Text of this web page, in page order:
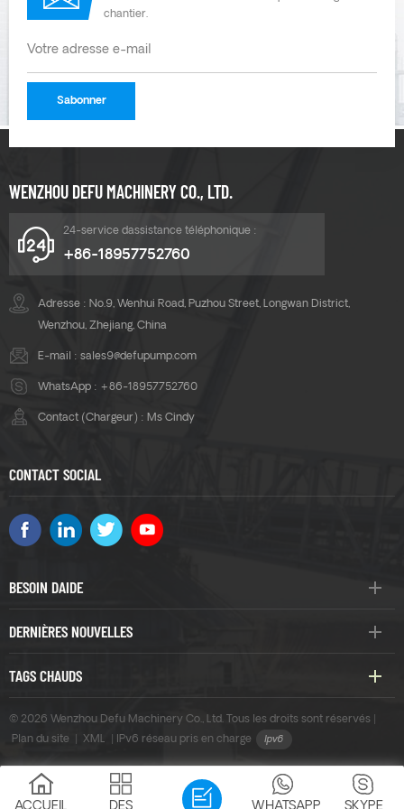
chantier.
WENZHOU DEFU MACHINERY CO., LTD.
24-service dassistance téléphonique :
+86-18957752760
Adresse : No.9, Wenhui Road, Puzhou Street, Longwan District,
Wenzhou, Zhejiang, China
E-mail : sales9@defupump.com
WhatsApp : +86-18957752760
Contact (Chargeur) : Ms Cindy
CONTACT SOCIAL
BESOIN DAIDE
DERNIÈRES NOUVELLES
TAGS CHAUDS
© 2026 Wenzhou Defu Machinery Co., Ltd. Tous les droits sont réservés |
Plan du site
XML IPv6 réseau pris en charge